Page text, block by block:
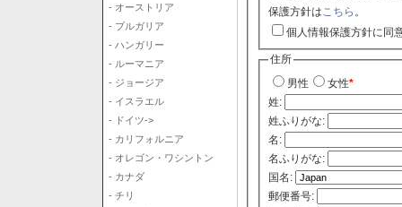
- オーストリア
- ブルガリア
- ハンガリー
- ルーマニア
- ジョージア
- イスラエル
- ドイツ->
- カリフォルニア
- オレゴン・ワシントン
- カナダ
- チリ
保護方針は こちら 。
個人情報保護方針に同
住所
男性
女性*
姓:
姓ふりがな:
名:
名ふりがな:
国名:
郵便番号: